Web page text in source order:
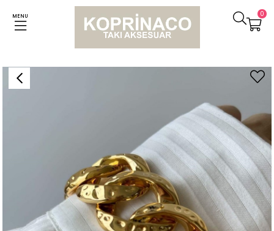
MENU 0
Bileklikler Kalın Pleksi Desenli Bileklik (20 Cm)